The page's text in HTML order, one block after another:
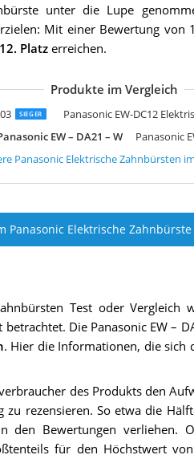
unter die Lupe
Mit einer Bewertung von
12. Platzerreichen.
Produkte im Vergleich
SIEGER Panasonic EW-DC12
EW – DA21 – W Panasonic
Panasonic EW-
Panasonic EW-
Panasonic EW-
Panasonic EW-
Panasonic EW-
Panasonic EW-
Panasonic
Panasonic Elektrische Zahnbürsten
Panasonic Elektrische
Test oder Vergleich
betrachtet. Die Panasonic EW –
. Hier die Informationen, die sich
des Produkts den
rezensieren. So etwa die
den Bewertungen verliehen.
für den Höchstwert